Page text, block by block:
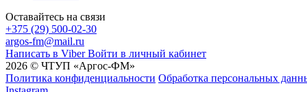
Оставайтесь на связи
+375 (29) 500-02-30
argos-fm@mail.ru
Написать в Viber Войти в личный кабинет
2026 © ЧТУП «Аргос-ФМ»
Политика конфиденциальности Обработка персональных